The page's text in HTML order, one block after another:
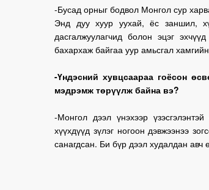
-Бусад орныг бодвол Монгол сур
Энд дуу хуур уухай, ёс заншил,
дасгалжуулагчид болон эцэг
бахархаж байгаа уур амьсгал
-Үндэсний хувцсаараа гоёсон
мэдрэмж төрүүлж байна вэ?
-Монгол дээл үнэхээр
хүүхдүүд зүлэг ногоон дэвжээнээ
санагдсан. Би бүр дээл худалдан